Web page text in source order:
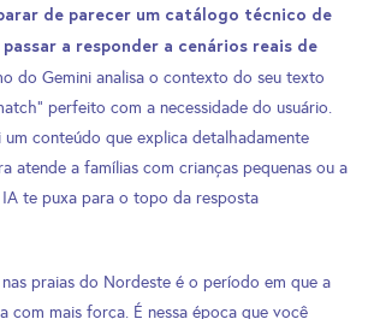
de parecer um catálogo técnico de
a responder a cenários reais de
do Gemini analisa o contexto do seu texto
perfeito com a necessidade do usuário.
um conteúdo que explica detalhadamente
atende a famílias com crianças pequenas ou a
IA te puxa para o topo da resposta
praias do Nordeste é o período em que a
com mais força. É nessa época que você